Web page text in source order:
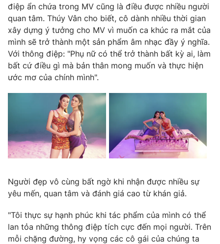
Góc doanh nghiệp
Truyền hình
Phim VTV
Hậu trường
Nhân vật
Giải trí
Điện ảnh
Âm nhạc
Sao
Đời sống
Du lịch
Chất lượng cuộc sống
Giáo dục
Học trực tuyến
Công nghệ
Hitech Công nghệ tương lai
Sản phẩm
Thị trường
Tư vấn
Giao lưu trực tuyến
Lịch phát sóng
Chuyên mục khác
Emagazine Podcast
điệp ẩn chứa trong MV cũng là điều được nhiều người
quan tâm. Thúy Vân cho biết, cô dành nhiều thời gian
xây dựng ý tưởng cho MV vì muốn ca khúc ra mắt của
mình sẽ trở thành một sản phẩm âm nhạc đầy ý nghĩa.
Với thông điệp: "Phụ nữ có thể trở thành bất kỳ ai, làm
bất cứ điều gì mà bản thân mong muốn và thực hiện
ước mơ của chính mình".
Người đẹp vô cùng bất ngờ khi nhận được nhiều sự
yêu mến, quan tâm và đánh giá cao từ khán giả.
"Tôi thực sự hạnh phúc khi tác phẩm của mình có thể
lan tỏa những thông điệp tích cực đến mọi người. Trên
mỗi chặng đường, hy vọng các cô gái của chúng ta